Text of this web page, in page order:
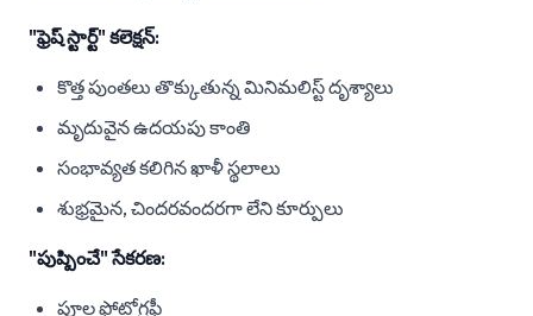
"ఫ్రెష్ స్టార్ట్" కలెక్షన్:
కొత్త పుంతలు తొక్కుతున్న మినిమలిస్ట్ దృశ్యాలు
మృదువైన ఉదయపు కాంతి
సంభావ్యత కలిగిన ఖాళీ స్థలాలు
శుభ్రమైన, చిందరవందరగా లేని కూర్పులు
"పుష్పించే" సేకరణ:
పూల ఫోటోగ్రఫీ